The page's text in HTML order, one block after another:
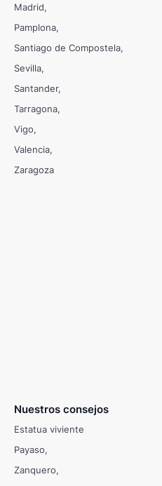
Madrid
Pamplona
Santiago de Compostela
Sevilla
Santander
Tarragona
Vigo
Valencia
Zaragoza
Nuestros consejos
Estatua viviente
Payaso
Zanquero